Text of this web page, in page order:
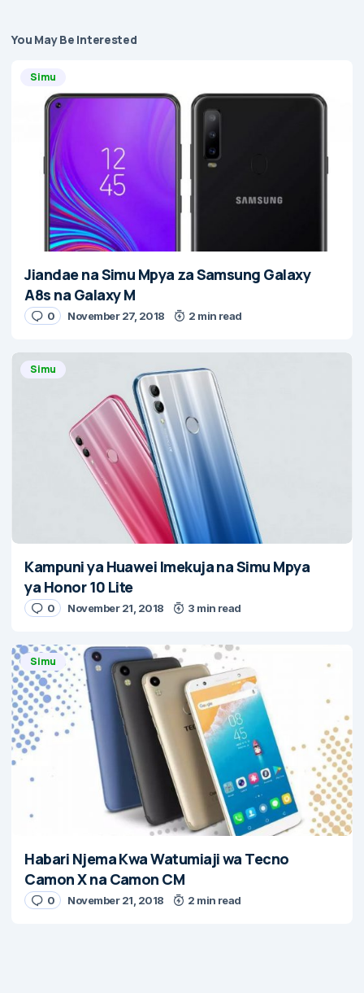
You May Be Interested
Simu
Jiandae na Simu Mpya za Samsung Galaxy
A8s na Galaxy M
0 November 27, 2018 2 min read
Simu
Kampuni ya Huawei Imekuja na Simu Mpya
ya Honor 10 Lite
0 November 21, 2018 3 min read
Simu
Habari Njema Kwa Watumiaji wa Tecno
Camon X na Camon CM
0 November 21, 2018 2 min read